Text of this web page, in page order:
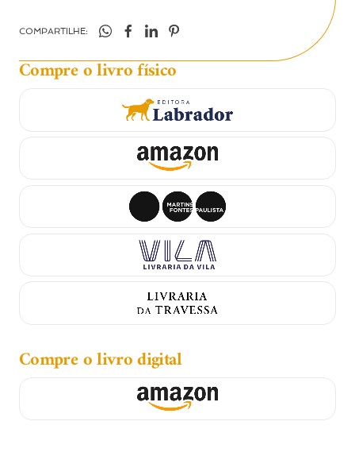
COMPARTILHE:
Compre o livro físico
Compre o livro digital